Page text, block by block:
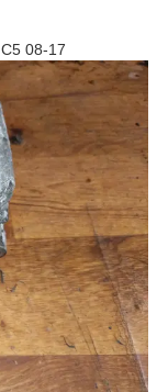
C5 08-17